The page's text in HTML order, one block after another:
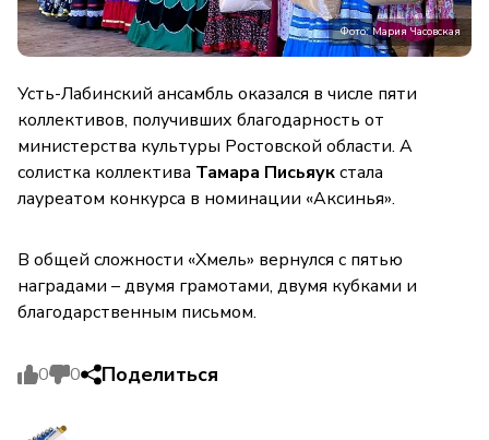
Фото: Мария Часовская
Усть-Лабинский ансамбль оказался в числе пяти
коллективов, получивших благодарность от
министерства культуры Ростовской области. А
солистка коллектива Тамара Письяукстала
лауреатом конкурса в номинации «Аксинья».
В общей сложности «Хмель» вернулся с пятью
наградами – двумя грамотами, двумя кубками и
благодарственным письмом.
0 0 Поделиться